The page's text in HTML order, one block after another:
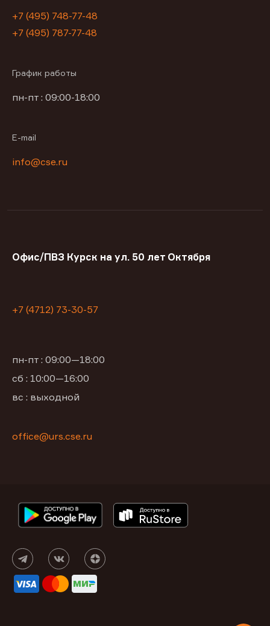
+7 (495) 748-77-48
+7 (495) 787-77-48
График работы
пн-пт : 09:00-18:00
E-mail
info@cse.ru
Офис/ПВЗ Курск на ул. 50 лет Октября
+7 (4712) 73-30-57
пн-пт : 09:00—18:00
сб : 10:00—16:00
вс : выходной
office@urs.cse.ru